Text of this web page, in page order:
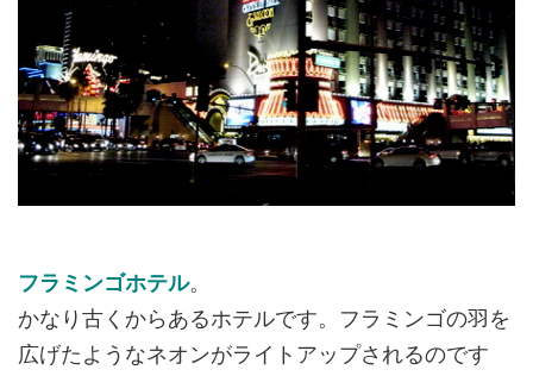
フラミンゴホテル。
かなり古くからあるホテルです。フラミンゴの羽を
広げたようなネオンがライトアップされるのです